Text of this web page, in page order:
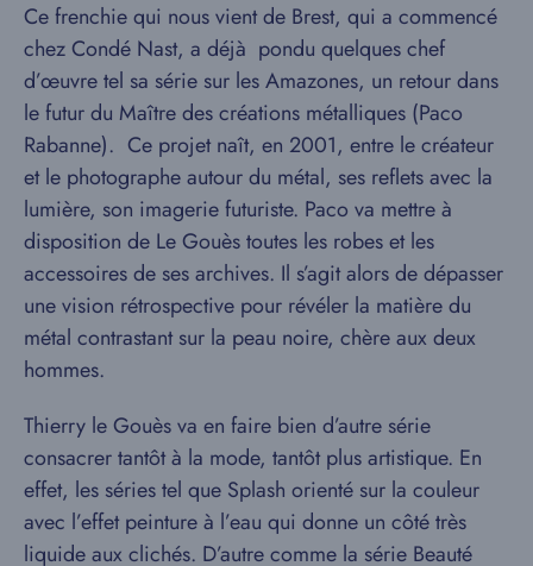
Ce frenchie qui nous vient de Brest, qui a commencé
chez Condé Nast, a déjà pondu quelques chef
d’œuvre tel sa série sur les Amazones, un retour dans
le futur du Maître des créations métalliques (Paco
Rabanne). Ce projet naît, en 2001, entre le créateur
et le photographe autour du métal, ses reflets avec la
lumière, son imagerie futuriste. Paco va mettre à
disposition de Le Gouès toutes les robes et les
accessoires de ses archives. Il s’agit alors de dépasser
une vision rétrospective pour révéler la matière du
métal contrastant sur la peau noire, chère aux deux
hommes.
Thierry le Gouès va en faire bien d’autre série
consacrer tantôt à la mode, tantôt plus artistique. En
effet, les séries tel que Splash orienté sur la couleur
avec l’effet peinture à l’eau qui donne un côté très
liquide aux clichés. D’autre comme la série Beauté